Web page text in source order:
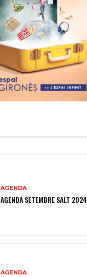
AGENDA
AGENDA SETEMBRE SALT 2024
AGENDA